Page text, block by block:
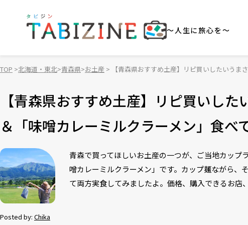
～人生に旅心を～
TOP 北海道・東北 青森県 お土産 【青森県おすすめ土産】リピ買いしたいう
【青森県おすすめ土産】リピ買いし
＆「味噌カレーミルクラーメン」食べ
Posted by: Chika
青森で買ってほしいお土産の一つが、ご当地カップ
噌カレーミルクラーメン」です。カップ麺ながら、
て両方実食してみましたよ。価格、購入できるお店